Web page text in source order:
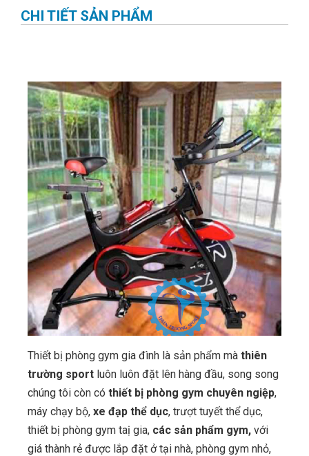
CHI TIẾT SẢN PHẨM
Thiết bị phòng gym gia đình là sản phẩm mà thiên
trường sport luôn luôn đặt lên hàng đầu, song song
chúng tôi còn có thiết bị phòng gym chuyên ngiệp,
máy chạy bộ, xe đạp thể dục, trượt tuyết thể dục,
thiết bị phòng gym taị gia, các sản phẩm gym, với
giá thành rẻ được lắp đặt ở tại nhà, phòng gym nhỏ,